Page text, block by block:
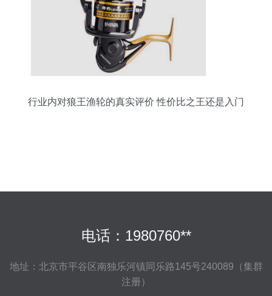
行业内对狼王渔轮的真实评价 性价比之王还是入门
电话：1980760**
地址：北京市平谷区南独乐河镇同乐路145号240089（集群
注册）